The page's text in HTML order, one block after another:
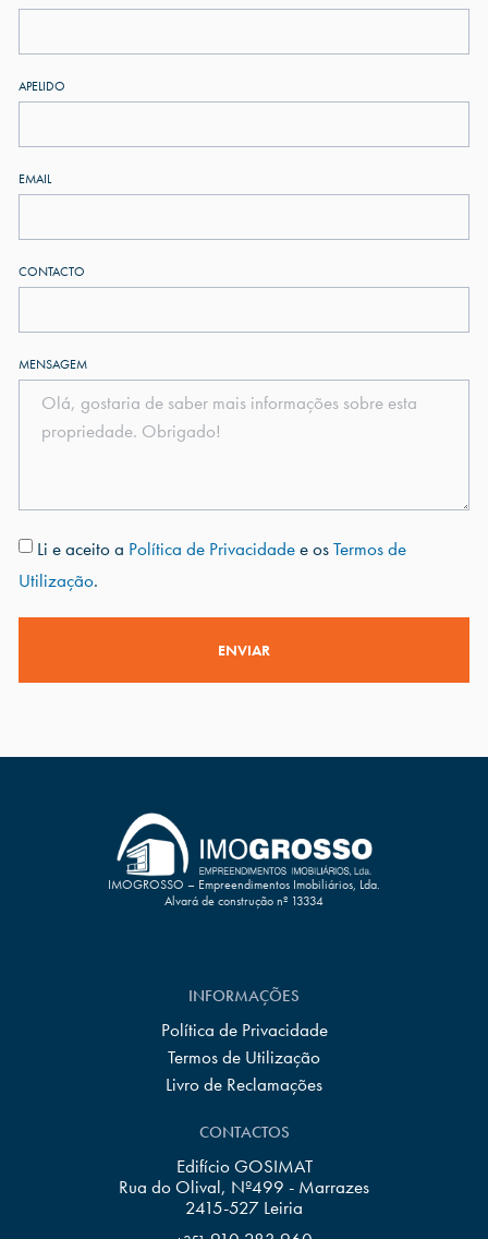
APELIDO
EMAIL
CONTACTO
MENSAGEM
Li e aceito a Política de Privacidadee osTermos de
Utilização.
ENVIAR
IMOGROSSO – Empreendimentos Imobiliários, Lda.
Alvará de construção nº 13334
INFORMAÇÕES
Política de Privacidade
Termos de Utilização
Livro de Reclamações
CONTACTOS
Edifício GOSIMAT
Rua do Olival, Nº499 - Marrazes
2415-527 Leiria